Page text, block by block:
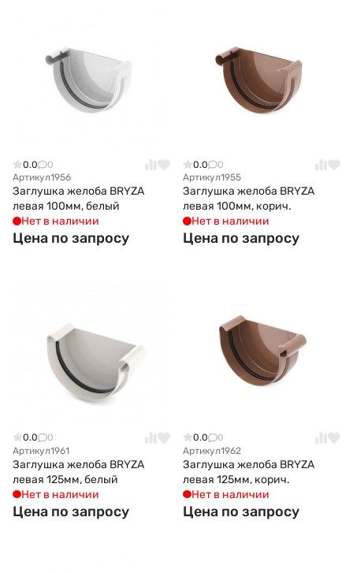
0.0
0
Артикул1956
Заглушка желоба BRYZA
левая 100мм, белый
Нет в наличии
Цена по запросу
0.0
0
Артикул1955
Заглушка желоба BRYZA
левая 100мм, корич.
Нет в наличии
Цена по запросу
0.0
0
Артикул1961
Заглушка желоба BRYZA
левая 125мм, белый
Нет в наличии
Цена по запросу
0.0
0
Артикул1962
Заглушка желоба BRYZA
левая 125мм, корич.
Нет в наличии
Цена по запросу